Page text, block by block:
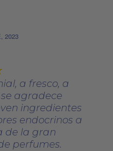
2023
a fresco, a
agradece
ingredientes
endocrinos a
de la gran
perfumes.